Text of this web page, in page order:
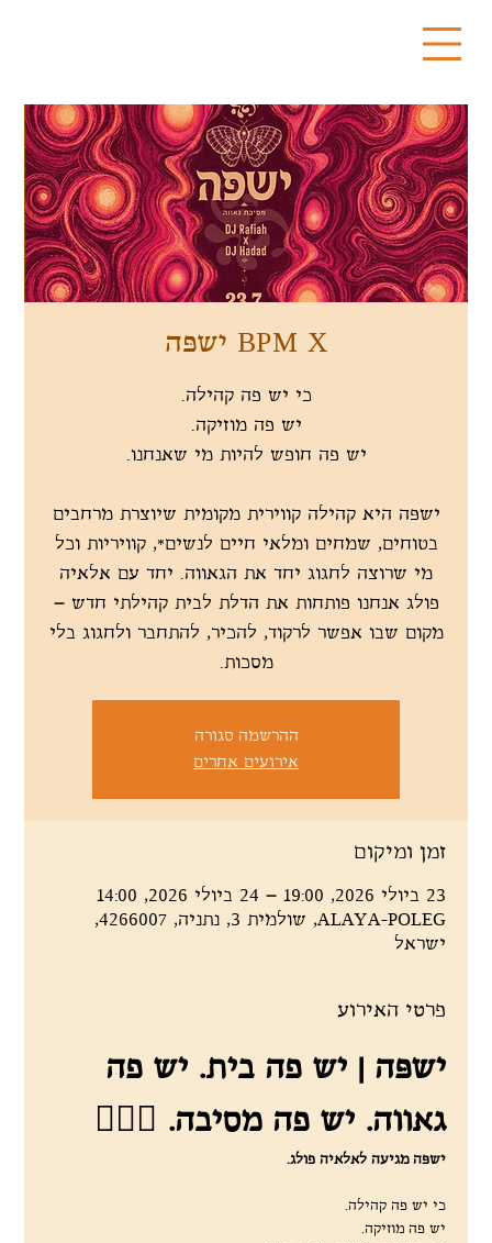
BPM X ישפּה
ישפּה היא קהילה קווירית מקומית שיוצרת מרחבים
בטוחים, שמחים ומלאי חיים לנשים*, קוויריות וכל
מי שרוצה לחגוג יחד את הגאווה. יחד עם אלאיה
פולג אנחנו פותחות את הדלת לבית קהילתי חדש –
מקום שבו אפשר לרקוד, להכיר, להתחבר ולחגוג בלי
מסכות.
ההרשמה סגורה
אירועים אחרים
זמן ומיקום
23 ביולי 2026, 19:00 – 24 ביולי 2026, 14:00
ALAYA-POLEG, שולמית 3, נתניה, 4266007,
ישראל
פרטי האירוע
ישפּה | יש פה בית. יש פה
גאווה. יש פה מסיבה. 🏳️‍🌈🔥
ישפּה מגיעה לאלאיה פולג.
כי יש פה קהילה.
יש פה מוזיקה.